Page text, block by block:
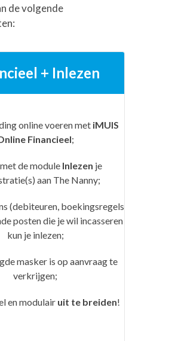
de volgende
+ Inlezen
online voeren met iMUIS
Financieel;
de module Inlezen je
aan The Nanny;
(debiteuren, boekingsregels
posten die je wil incasseren
kun je inlezen;
masker is op aanvraag te
verkrijgen;
en modulair uit te breiden!